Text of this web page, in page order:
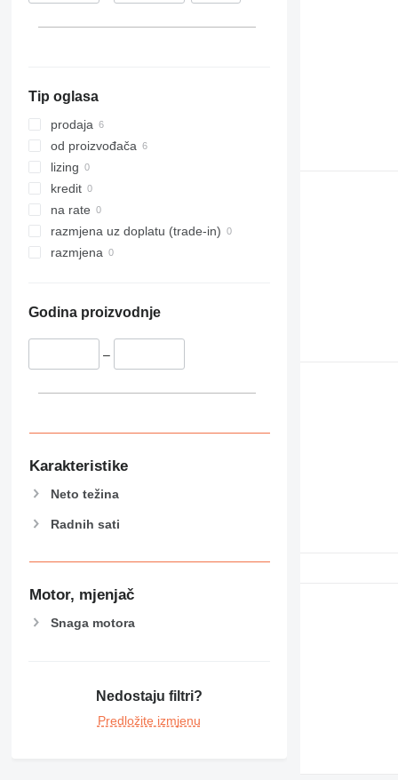
Tip oglasa
prodaja
od proizvođača
lizing
kredit
na rate
razmjena uz doplatu (trade-in)
razmjena
Godina proizvodnje
–
Karakteristike
Neto težina
Radnih sati
Motor, mjenjač
Snaga motora
Nedostaju filtri?
Predložite izmjenu